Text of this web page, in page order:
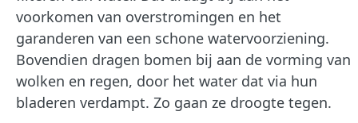
voorkomen van overstromingen en het
garanderen van een schone watervoorziening.
Bovendien dragen bomen bij aan de vorming van
wolken en regen, door het water dat via hun
bladeren verdampt. Zo gaan ze droogte tegen.